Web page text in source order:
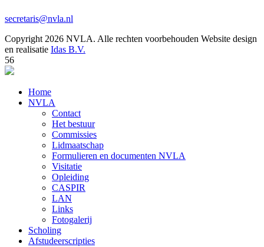
secretaris@nvla.nl
Copyright 2026 NVLA. Alle rechten voorbehouden Website design
en realisatie Idas B.V.
56
Home
NVLA
Contact
Het bestuur
Commissies
Lidmaatschap
Formulieren en documenten NVLA
Visitatie
Opleiding
CASPIR
LAN
Links
Fotogalerij
Scholing
Afstudeerscripties